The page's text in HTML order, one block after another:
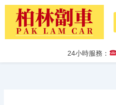
Skip
content
24小時服務：